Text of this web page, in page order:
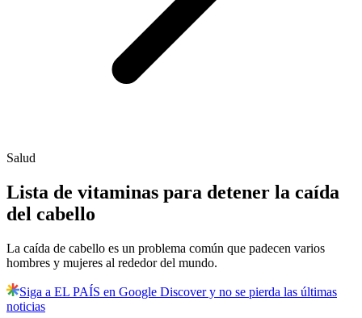
Salud
Lista de vitaminas para detener la caída
del cabello
La caída de cabello es un problema común que padecen varios
hombres y mujeres al rededor del mundo.
Siga a EL PAÍS en Google Discover y no se pierda las últimas
noticias